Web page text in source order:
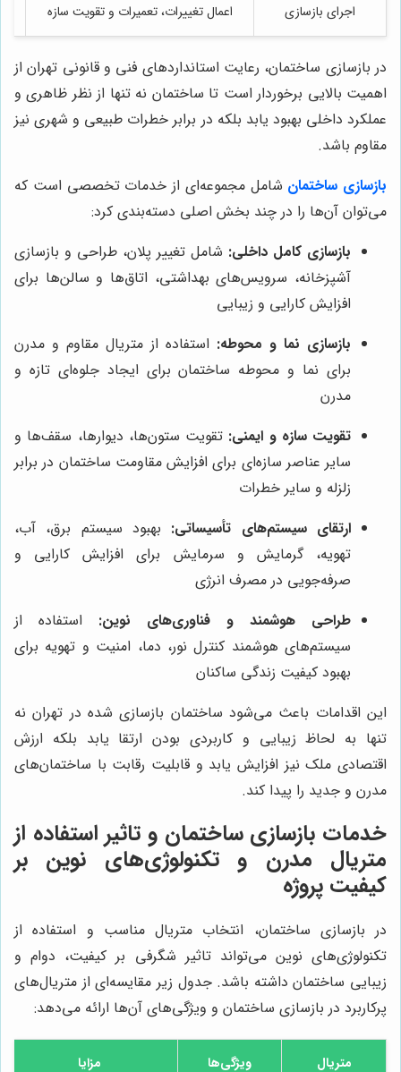
اجرای بازسازی اعمال تغییرات، تعمیرات و تقویت سازه
در بازسازی ساختمان، رعایت استانداردهای فنی و قانونی تهران از
اهمیت بالایی برخوردار است تا ساختمان نه تنها از نظر ظاهری و
عملکرد داخلی بهبود یابد بلکه در برابر خطرات طبیعی و شهری نیز
مقاوم باشد.
بازسازی ساختمان شامل مجموعه‌ای از خدمات تخصصی است که
می‌توان آن‌ها را در چند بخش اصلی دسته‌بندی کرد:
بازسازی کامل داخلی: شامل تغییر پلان، طراحی و بازسازی
آشپزخانه، سرویس‌های بهداشتی، اتاق‌ها و سالن‌ها برای
افزایش کارایی و زیبایی
بازسازی نما و محوطه: استفاده از متریال مقاوم و مدرن
برای نما و محوطه ساختمان برای ایجاد جلوه‌ای تازه و
مدرن
تقویت سازه و ایمنی: تقویت ستون‌ها، دیوارها، سقف‌ها و
سایر عناصر سازه‌ای برای افزایش مقاومت ساختمان در برابر
زلزله و سایر خطرات
ارتقای سیستم‌های تأسیساتی: بهبود سیستم برق، آب،
تهویه، گرمایش و سرمایش برای افزایش کارایی و
صرفه‌جویی در مصرف انرژی
طراحی هوشمند و فناوری‌های نوین: استفاده از
سیستم‌های هوشمند کنترل نور، دما، امنیت و تهویه برای
بهبود کیفیت زندگی ساکنان
این اقدامات باعث می‌شود ساختمان بازسازی شده در تهران نه
تنها به لحاظ زیبایی و کاربردی بودن ارتقا یابد بلکه ارزش
اقتصادی ملک نیز افزایش یابد و قابلیت رقابت با ساختمان‌های
مدرن و جدید را پیدا کند.
خدمات بازسازی ساختمان و تاثیر استفاده از
متریال مدرن و تکنولوژی‌های نوین بر
کیفیت پروژه
در بازسازی ساختمان، انتخاب متریال مناسب و استفاده از
تکنولوژی‌های نوین می‌تواند تاثیر شگرفی بر کیفیت، دوام و
زیبایی ساختمان داشته باشد. جدول زیر مقایسه‌ای از متریال‌های
پرکاربرد در بازسازی ساختمان و ویژگی‌های آن‌ها ارائه می‌دهد:
متریال ویژگی‌ها مزایا